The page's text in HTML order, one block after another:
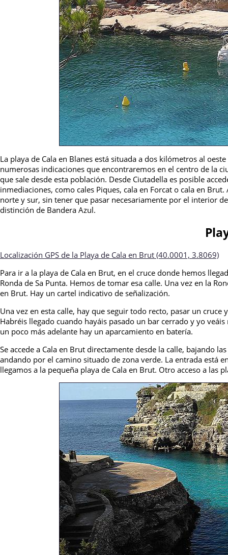
La playa de Cala en Blanes está situada a dos kilómetros al
numerosas indicaciones que encontraremos en el centro de la
que sale desde esta población. Desde Ciutadella es posible
inmediaciones, como cales Piques, cala en Forcat o cala en
norte y sur, sin tener que pasar necesariamente por el interior
distinción de Bandera Azul.
Localización GPS de la Playa de Cala en Brut (40.0001, 3.8069)
Para ir a la playa de Cala en Brut, en el cruce donde hemos
Ronda de Sa Punta. Hemos de tomar esa calle. Una vez en la
en Brut. Hay un cartel indicativo de señalización.
Una vez en esta calle, hay que seguir todo recto, pasar un
Habréis llegado cuando hayáis pasado un bar cerrado y yo
un poco más adelante hay un aparcamiento en batería.
Se accede a Cala en Brut directamente desde la calle, bajando
andando por el camino situado de zona verde. La entrada está
llegamos a la pequeña playa de Cala en Brut. Otro acceso a las